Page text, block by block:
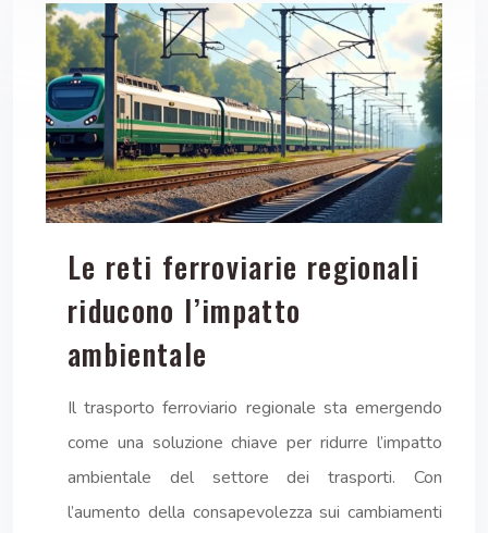
Le reti ferroviarie regionali
riducono l’impatto
ambientale
Il trasporto ferroviario regionale sta emergendo
come una soluzione chiave per ridurre l’impatto
ambientale del settore dei trasporti. Con
l’aumento della consapevolezza sui cambiamenti